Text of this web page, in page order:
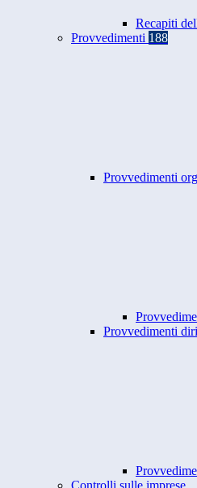
Recapiti
Provvedimenti 188
Provvedimenti
Provvedimenti